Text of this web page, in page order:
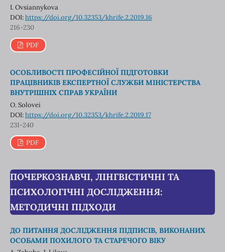
I. Ovsiannykova
DOI:https://doi.org/10.32353/khrife.2.2019.16
216-230
PDF
ОСОБЛИВОСТІ ПРОФЕСІЙНОЇ ПІДГОТОВКИ
ПРАЦІВНИКІВ ЕКСПЕРТНОЇ СЛУЖБИ МІНІСТЕРСТВА
ВНУТРІШНІХ СПРАВ УКРАЇНИ
О. Solovei
DOI:https://doi.org/10.32353/khrife.2.2019.17
231-240
PDF
ПОЧЕРКОЗНАВЧІ, ЛІНГВІСТИЧНІ ТА
ПСИХОЛОГІЧНІ ДОСЛІДЖЕННЯ:
МЕТОДИЧНІ ПІДХОДИ
ДО ПИТАННЯ ДОСЛІДЖЕННЯ ПІДПИСІВ, ВИКОНАНИХ
ОСОБАМИ ПОХИЛОГО ТА СТАРЕЧОГО ВІКУ